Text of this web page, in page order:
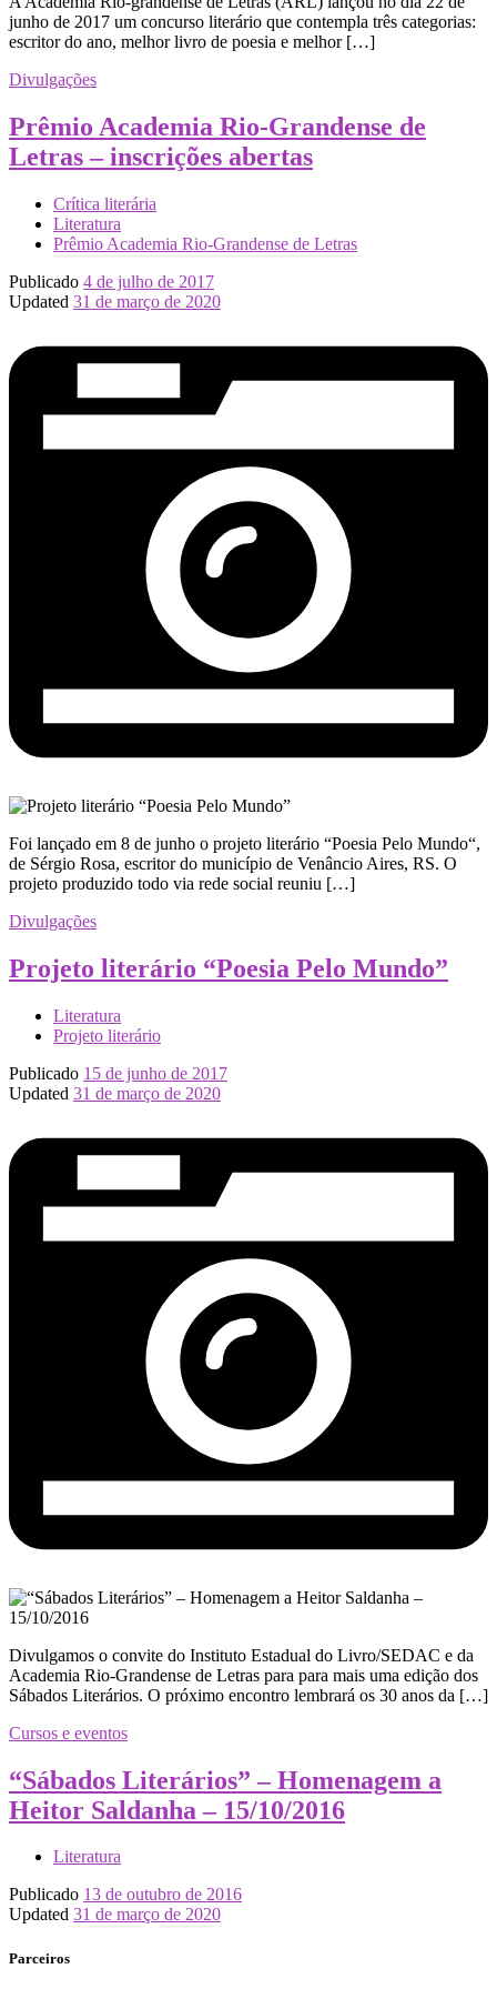
junho de 2017 um concurso literário que contempla três categorias:
escritor do ano, melhor livro de poesia e melhor […]
Divulgações
Prêmio Academia Rio-Grandense de
Letras – inscrições abertas
Crítica literária
Literatura
Prêmio Academia Rio-Grandense de Letras
Publicado 4 de julho de 2017
Updated 31 de março de 2020
Foi lançado em 8 de junho o projeto literário “Poesia Pelo Mundo“,
de Sérgio Rosa, escritor do município de Venâncio Aires, RS. O
projeto produzido todo via rede social reuniu […]
Divulgações
Projeto literário “Poesia Pelo Mundo”
Literatura
Projeto literário
Publicado 15 de junho de 2017
Updated 31 de março de 2020
Divulgamos o convite do Instituto Estadual do Livro/SEDAC e da
Academia Rio-Grandense de Letras para para mais uma edição dos
Sábados Literários. O próximo encontro lembrará os 30 anos da […]
Cursos e eventos
“Sábados Literários” – Homenagem a
Heitor Saldanha – 15/10/2016
Literatura
Publicado 13 de outubro de 2016
Updated 31 de março de 2020
Parceiros